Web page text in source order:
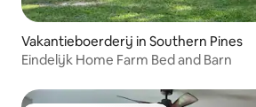
Vakantieboerderij in Southern Pines
Eindelijk Home Farm Bed and Barn